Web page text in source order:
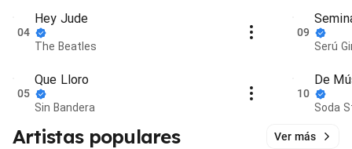
04
Hey Jude
The Beatles
05
Que Lloro
Sin Bandera
09
Serú
10
De
Soda
Artistas populares Ver más